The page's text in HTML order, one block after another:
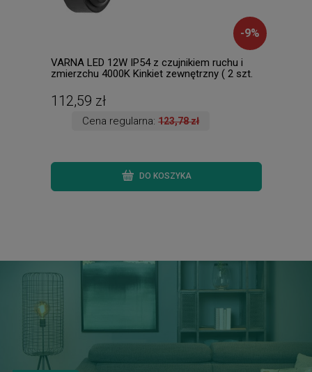
-9%
VARNA LED 12W IP54 z czujnikiem ruchu i
zmierzchu 4000K Kinkiet zewnętrzny ( 2 szt.
112,59 zł
Cena regularna:123,78 zł
DO KOSZYKA